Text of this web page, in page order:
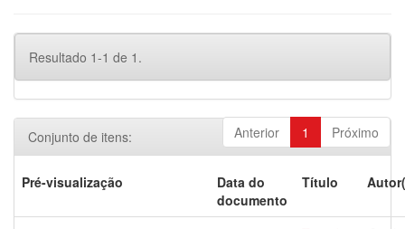
Resultado 1-1 de 1.
Anterior 1 Próximo
Conjunto de itens:
Pré-visualização
Data do
documento
Título